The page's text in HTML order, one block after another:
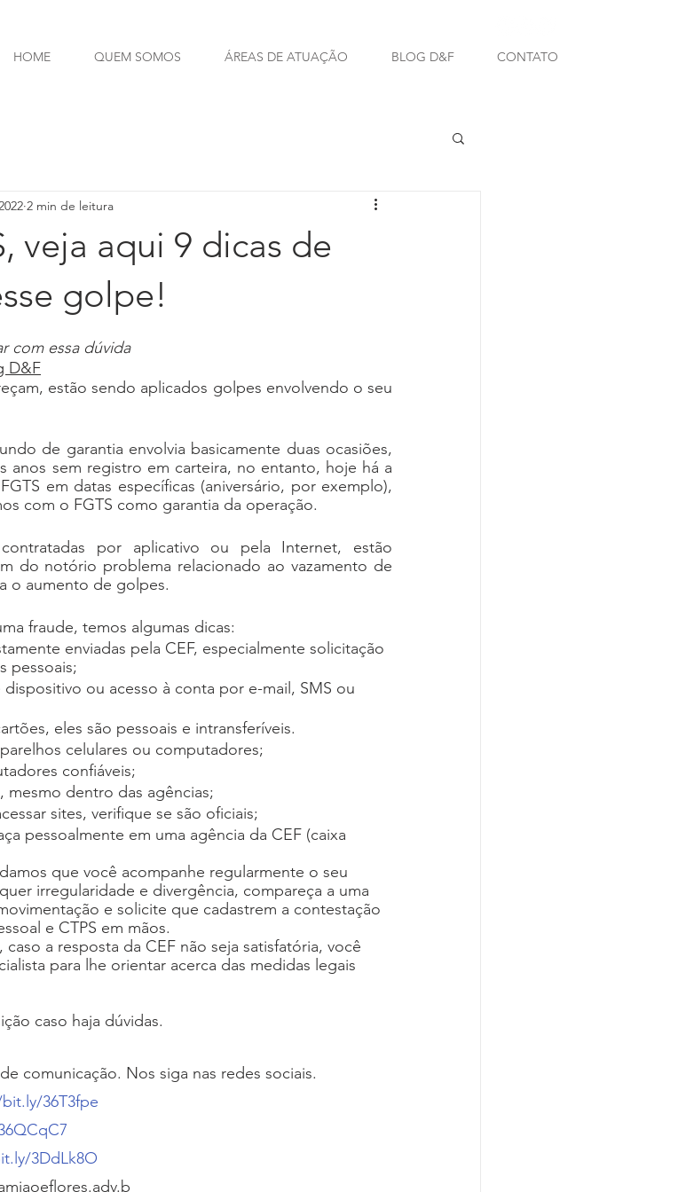
HOME QUEM SOMOS ÁREAS DE ATUAÇÃO BLOG D&F CONTATO
veja aqui 9 dicas de
golpe!
2 min de leitura
com essa dúvida
D&F
estão sendo aplicados golpes envolvendo o seu
de garantia envolvia basicamente duas ocasiões,
anos sem registro em carteira, no entanto, hoje há a
em datas específicas (aniversário, por exemplo),
com o FGTS como garantia da operação.
contratadas por aplicativo ou pela Internet, estão
do notório problema relacionado ao vazamento de
o aumento de golpes.
fraude, temos algumas dicas:
enviadas pela CEF, especialmente solicitação
pessoais;
ou acesso à conta por e-mail, SMS ou
eles são pessoais e intransferíveis.
celulares ou computadores;
confiáveis;
mesmo dentro das agências;
sites, verifique se são oficiais;
pessoalmente em uma agência da CEF (caixa
que você acompanhe regularmente o seu
irregularidade e divergência, compareça a uma
e solicite que cadastrem a contestação
e CTPS em mãos.
a resposta da CEF não seja satisfatória, você
para lhe orientar acerca das medidas legais
caso haja dúvidas.
comunicação. Nos siga nas redes sociais.
36T3fpe
3DdLk8O